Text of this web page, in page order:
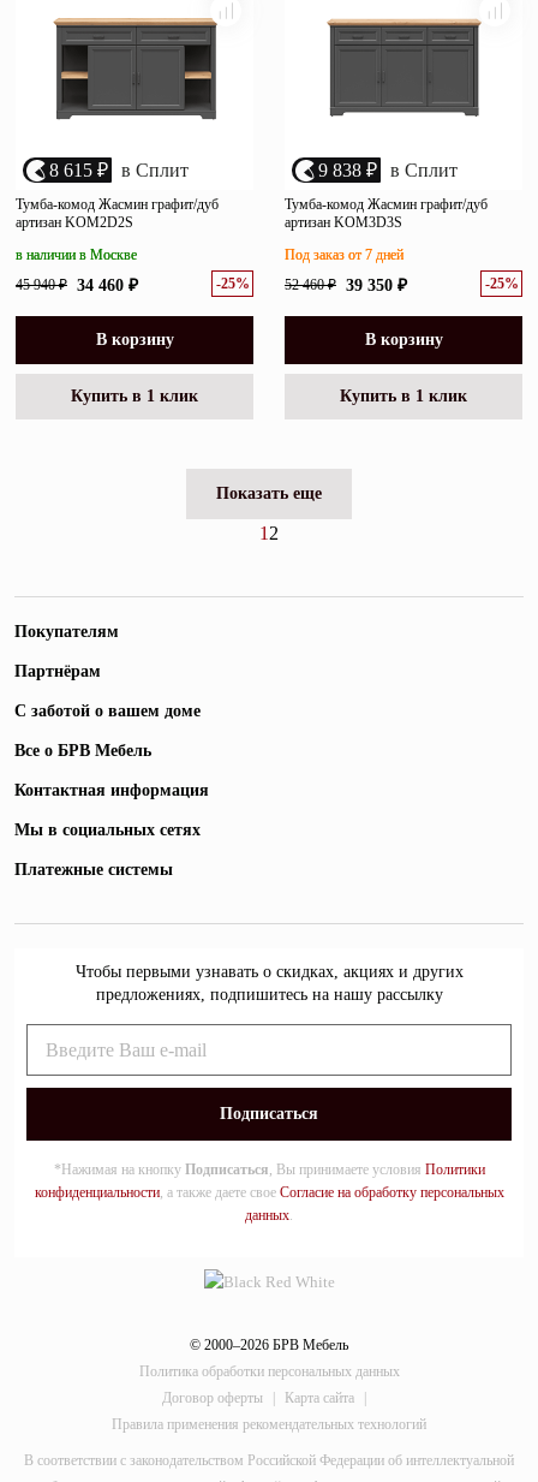
8 615 ₽ в Сплит
Тумба-комод Жасмин графит/дуб
артизан KOM2D2S
45 940 ₽ 34 460 ₽ -25%
в наличии в Москве
В корзину
Купить в 1 клик
9 838 ₽ в Сплит
Тумба-комод Жасмин графит/дуб
артизан KOM3D3S
52 460 ₽ 39 350 ₽ -25%
Под заказ от 7 дней
В корзину
Купить в 1 клик
Показать еще
1 2
Покупателям
Партнёрам
С заботой о вашем доме
Все о БРВ Мебель
Контактная информация
Мы в социальных сетях
Платежные системы
Чтобы первыми узнавать о скидках, акциях и других
предложениях, подпишитесь на нашу рассылку
*Нажимая на кнопку Подписаться, Вы принимаете условия Политики
конфиденциальности, а также даете свое Согласие на обработку персональных
данных.
© 2000–2026 БРВ Мебель
Политика обработки персональных данных
Договор оферты
Карта сайта
Правила применения рекомендательных технологий
В соответствии с законодательством Российской Федерации об интеллектуальной